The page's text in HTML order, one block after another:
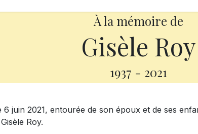
À la mémoire de
Gisèle Roy
1937 - 2021
6 juin 2021, entourée de son époux et de ses
Roy.